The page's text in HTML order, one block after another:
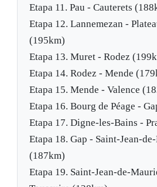
Etapa 11. Pau - Cauterets
Etapa 12. Lannemezan -
(195km)
Etapa 13. Muret - Rodez
Etapa 14. Rodez - Mende
Etapa 15. Mende - Valence
Etapa 16. Bourg de Péage -
Etapa 17. Digne-les-Bains -
Etapa 18. Gap - Saint-Jean-
(187km)
Etapa 19. Saint-Jean-de-